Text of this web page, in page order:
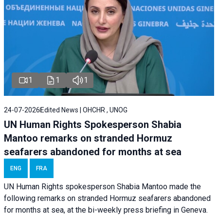
1 1 1
24-07-2026 Edited News | OHCHR , UNOG
UN Human Rights Spokesperson Shabia
Mantoo remarks on stranded Hormuz
seafarers abandoned for months at sea
ENG FRA
UN Human Rights spokesperson Shabia Mantoo made the
following remarks on stranded Hormuz seafarers abandoned
for months at sea, at the bi-weekly press briefing in Geneva.